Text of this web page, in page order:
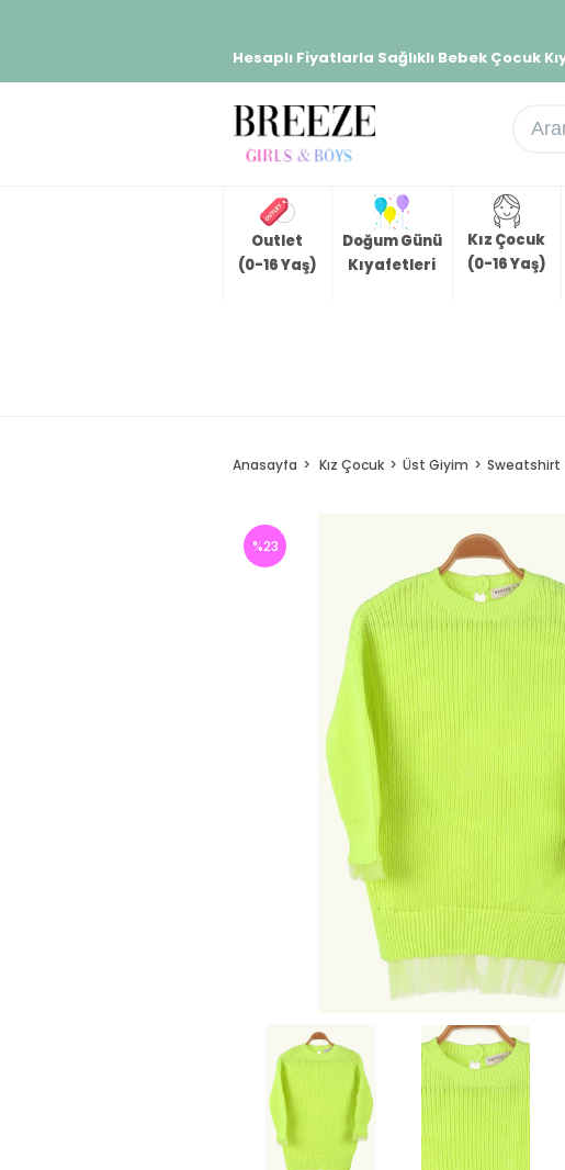
Hesaplı Fiyatlarla Sağlıklı Bebek Çocuk
Outlet
(0-16 Yaş)
Doğum Günü
Kıyafetleri
Kız Çocuk
(0-16 Yaş)
Anasayfa Kız Çocuk Üst Giyim Sweatshirt
%23